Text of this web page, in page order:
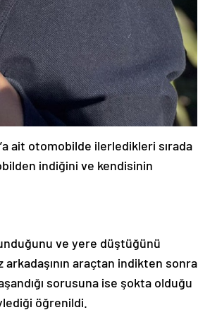
ait otomobilde ilerledikleri sırada
indiğini ve kendisinin
ve yere düştüğünü
araçtan indikten sonra
sorusuna ise şokta olduğu
öğrenildi.